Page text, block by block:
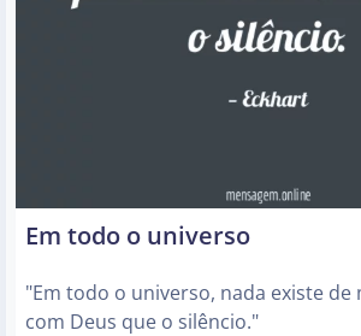
Em todo o universo
"Em todo o universo, nada existe de
com Deus que o silêncio."